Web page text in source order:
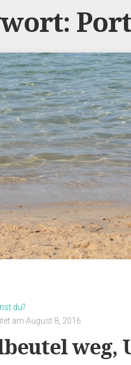
du?
am August 8, 2016
weg,